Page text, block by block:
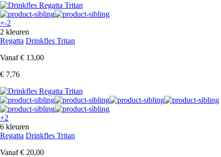
+-2
2 kleuren
Regatta Drinkfles Tritan
Vanaf € 13,00
€ 7,76
+2
6 kleuren
Regatta Drinkfles Tritan
Vanaf € 20,00